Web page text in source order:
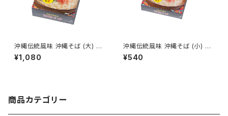
沖縄伝統風味 沖縄そば (大) 5
食入
¥1,080
沖縄伝統風味 沖縄そば (小) 2
食入
¥540
商品カテゴリー